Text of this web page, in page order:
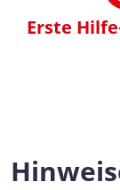
Erste